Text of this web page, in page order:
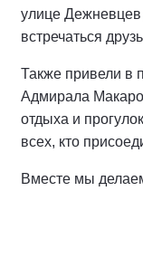
улице Дежневцев
встречаться
Также привели в
Адмирала
отдыха и
всех, кто
Вместе мы